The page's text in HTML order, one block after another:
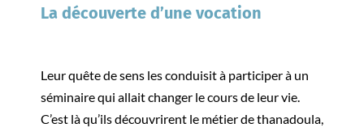
La découverte d’une vocation
Leur quête de sens les conduisit à participer à un
séminaire qui allait changer le cours de leur vie.
C’est là qu’ils découvrirent le métier de thanadoula,